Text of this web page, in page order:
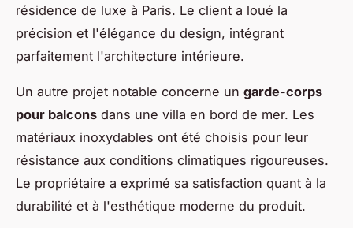
résidence de luxe à Paris. Le client a loué la
précision et l'élégance du design, intégrant
parfaitement l'architecture intérieure.
Un autre projet notable concerne un garde-corps
pour balcons dans une villa en bord de mer. Les
matériaux inoxydables ont été choisis pour leur
résistance aux conditions climatiques rigoureuses.
Le propriétaire a exprimé sa satisfaction quant à la
durabilité et à l'esthétique moderne du produit.